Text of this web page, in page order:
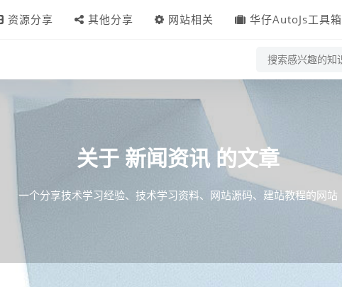
资源分享 其他分享 网站相关 华仔AutoJs工具箱
关于 新闻资讯的文章
一个分享技术学习经验、技术学习资料、网站源码、建站教程的网站